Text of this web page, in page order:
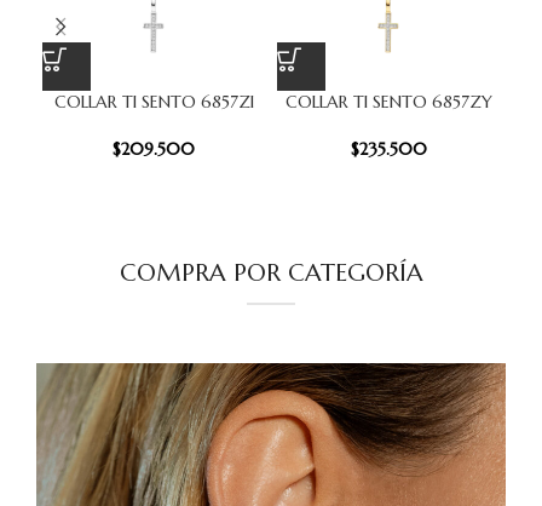
COLLAR TI SENTO 6857ZI
$209.500
COLLAR TI SENTO 6857ZY
$235.500
COMPRA POR CATEGORÍA